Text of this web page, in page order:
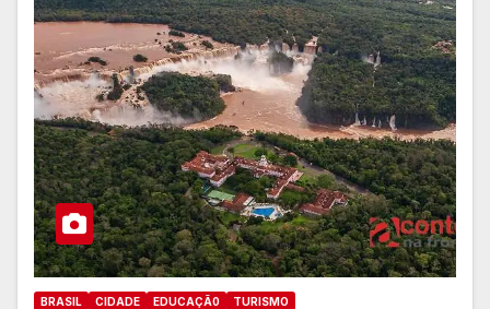
BRASIL CIDADE EDUCAÇÃ0 TURISMO